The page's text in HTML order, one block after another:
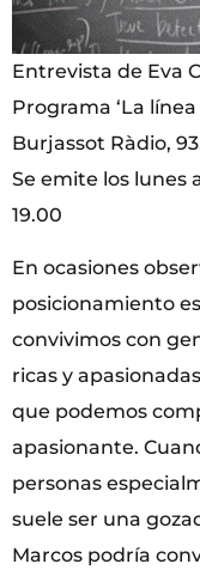
Entrevista de Eva
Programa ‘La línea
Burjassot Ràdio,
Se emite los lunes
19.00
En ocasiones
posicionamiento
convivimos con
ricas y
que podemos
apasionante.
personas
suele ser una
Marcos podría